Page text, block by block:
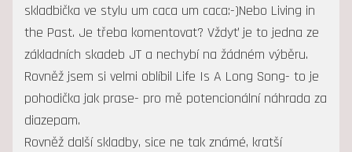
skladbička ve stylu um caca um caca:-)Nebo Living in
the Past. Je třeba komentovat? Vždyť je to jedna ze
základních skadeb JT a nechybí na žádném výběru.
Rovněž jsem si velmi oblíbil Life Is A Long Song- to je
pohodička jak prase- pro mě potencionální náhrada za
diazepam.
Rovněž další skladby, sice ne tak známé, kratší